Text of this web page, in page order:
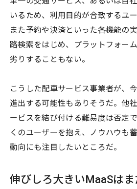
いるため、利用目的が合致するユ
また予約や決済といった各機能の
路検索をはじめ、プラットフォー
劣りすることもない。
こうした配車サービス事業者が、
進出する可能性もありそうだ。他
ービスを結び付ける難易度は否定
くのユーザーを抱え、ノウハウも
動向にも注目したいところだ。
伸びしろ大きいMaaSは